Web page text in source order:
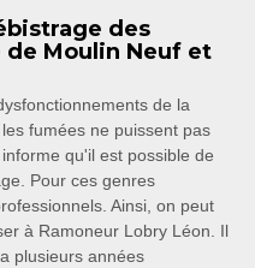
des
de Moulin Neuf et
de la
fumées ne puissent pas
qu'il est possible de
Pour ces genres
Ainsi, on peut
à Ramoneur Lobry Léon. Il
plusieurs années